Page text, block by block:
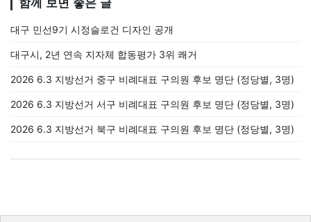
함께 보면 좋은 글
대구 민선9기 시정슬로건 디자인 공개
대구시, 2년 연속 지자체 합동평가 3위 쾌거
2026 6.3 지방선거 중구 비례대표 구의원 후보 명단 (정당별, 3명)
2026 6.3 지방선거 서구 비례대표 구의원 후보 명단 (정당별, 3명)
2026 6.3 지방선거 북구 비례대표 구의원 후보 명단 (정당별, 3명)